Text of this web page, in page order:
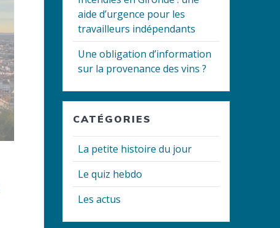
aide d’urgence pour les
travailleurs indépendants
Une obligation d’information
sur la provenance des vins ?
CATÉGORIES
La petite histoire du jour
Le quiz hebdo
Les actus